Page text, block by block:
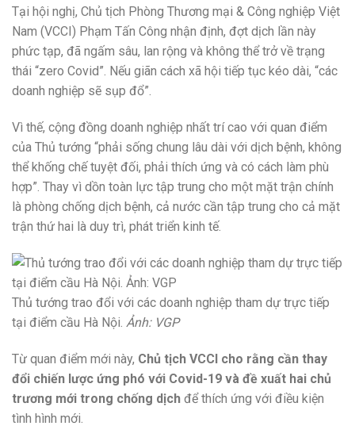
Tại hội nghị, Chủ tịch Phòng Thương mại & Công nghiệp Việt
Nam (VCCI) Phạm Tấn Công nhận định, đợt dịch lần này
phức tạp, đã ngấm sâu, lan rộng và không thể trở về trạng
thái “zero Covid”. Nếu giãn cách xã hội tiếp tục kéo dài, “các
doanh nghiệp sẽ sụp đổ”.
Vì thế, cộng đồng doanh nghiệp nhất trí cao với quan điểm
của Thủ tướng “phải sống chung lâu dài với dịch bệnh, không
thể khống chế tuyệt đối, phải thích ứng và có cách làm phù
hợp”. Thay vì dồn toàn lực tập trung cho một mặt trận chính
là phòng chống dịch bệnh, cả nước cần tập trung cho cả mặt
trận thứ hai là duy trì, phát triển kinh tế.
Thủ tướng trao đổi với các doanh nghiệp tham dự trực tiếp
tại điểm cầu Hà Nội. Ảnh: VGP
Từ quan điểm mới này, Chủ tịch VCCI cho rằng cần thay
đổi chiến lược ứng phó với Covid-19 và đề xuất hai chủ
trương mới trong chống dịch để thích ứng với điều kiện
tình hình mới.